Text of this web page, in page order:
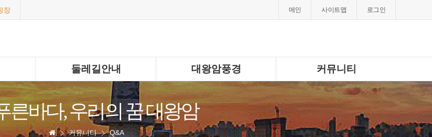
장 메인 사이트맵 로그인
둘레길안내 대왕암풍경 커뮤니티
른바다, 우리의 꿈 대왕암
커뮤니티 Q&A